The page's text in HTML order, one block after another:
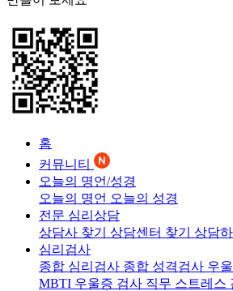
홈
커뮤니티
오늘의 명언/성경
오늘의 명언 오늘의 성경
전문 심리상담
상담사 찾기 상담센터 찾기 상담하
심리검사
종합 심리검사 종합 성격검사 우
MBTI 우울증 검사 직무 스트레스